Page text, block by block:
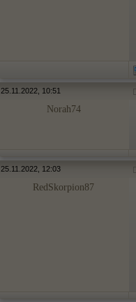
25.11.2022, 10:51
Norah74
25.11.2022, 12:03
RedSkorpion87